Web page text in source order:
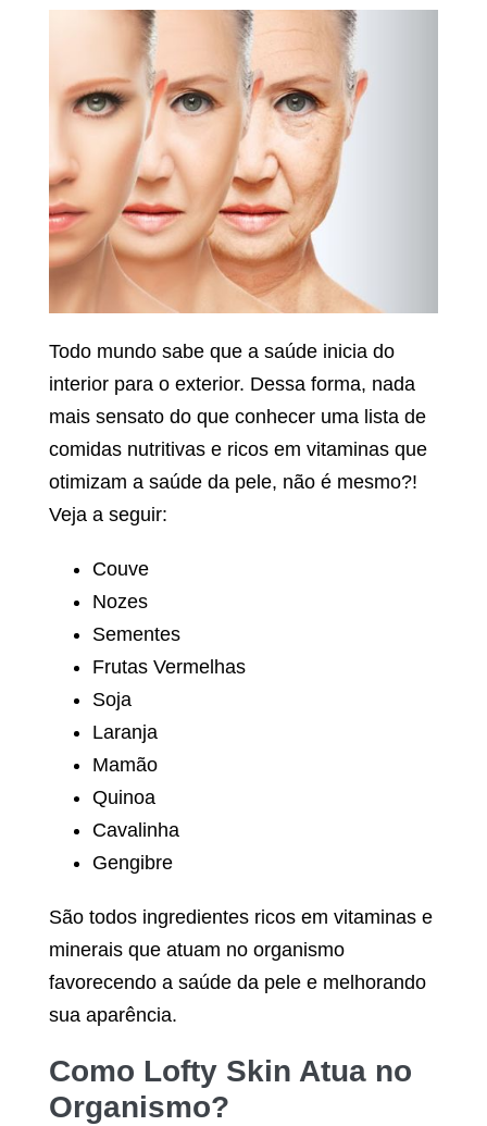
Todo mundo sabe que a saúde inicia do
interior para o exterior. Dessa forma, nada
mais sensato do que conhecer uma lista de
comidas nutritivas e ricos em vitaminas que
otimizam a saúde da pele, não é mesmo?!
Veja a seguir:
Couve
Nozes
Sementes
Frutas Vermelhas
Soja
Laranja
Mamão
Quinoa
Cavalinha
Gengibre
São todos ingredientes ricos em vitaminas e
minerais que atuam no organismo
favorecendo a saúde da pele e melhorando
sua aparência.
Como Lofty Skin Atua no
Organismo?